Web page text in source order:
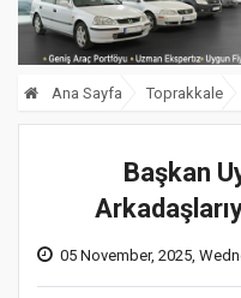
Ana Sayfa Toprakkale
Başkan
05 November, 2025,